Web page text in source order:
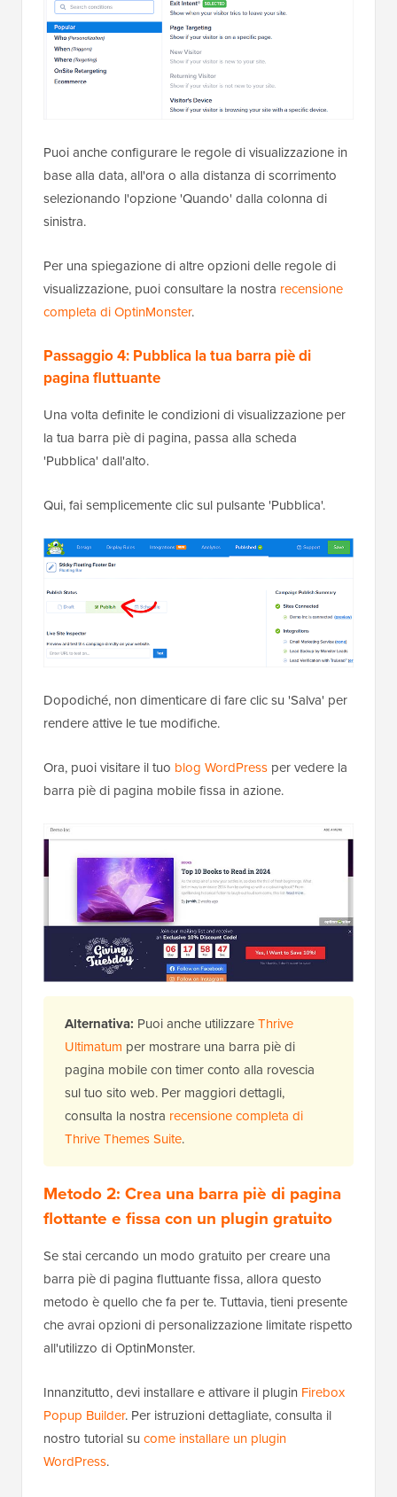
Puoi anche configurare le regole di visualizzazione in
base alla data, all'ora o alla distanza di scorrimento
selezionando l'opzione 'Quando' dalla colonna di
sinistra.
Per una spiegazione di altre opzioni delle regole di
visualizzazione, puoi consultare la nostra recensione
completa di OptinMonster.
Passaggio 4: Pubblica la tua barra piè di
pagina fluttuante
Una volta definite le condizioni di visualizzazione per
la tua barra piè di pagina, passa alla scheda
'Pubblica' dall'alto.
Qui, fai semplicemente clic sul pulsante 'Pubblica'.
Dopodiché, non dimenticare di fare clic su 'Salva' per
rendere attive le tue modifiche.
Ora, puoi visitare il tuo blog WordPress per vedere la
barra piè di pagina mobile fissa in azione.
Alternativa: Puoi anche utilizzareThrive
Ultimatum per mostrare una barra piè di
pagina mobile con timer conto alla rovescia
sul tuo sito web. Per maggiori dettagli,
consulta la nostra recensione completa di
Thrive Themes Suite.
Metodo 2: Crea una barra piè di pagina
flottante e fissa con un plugin gratuito
Se stai cercando un modo gratuito per creare una
barra piè di pagina fluttuante fissa, allora questo
metodo è quello che fa per te. Tuttavia, tieni presente
che avrai opzioni di personalizzazione limitate rispetto
all'utilizzo di OptinMonster.
Innanzitutto, devi installare e attivare il plugin Firebox
Popup Builder. Per istruzioni dettagliate, consulta il
nostro tutorial su come installare un plugin
WordPress.